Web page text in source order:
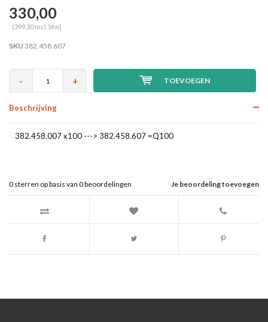
330,00
(399,30 Incl. btw)
SKU 382.458.607
- + TOEVOEGEN
Beschrijving
382.458.007 x100 ---> 382.458.607 =Q100
Je beoordeling toevoegen
0 sterren op basis van 0beoordelingen